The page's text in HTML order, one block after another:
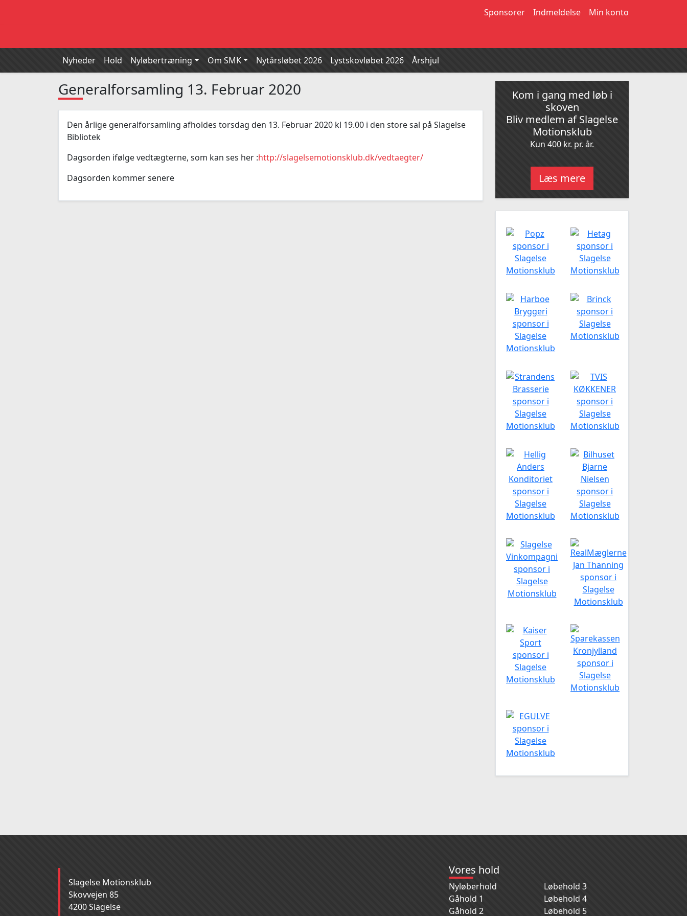
Sponsorer Indmeldelse Min konto
Nyheder Hold Nyløbertræning Om SMK Nytårsløbet 2026 Lystskovløbet 2026 Årshjul
Generalforsamling 13. Februar 2020
Den årlige generalforsamling afholdes torsdag den 13. Februar 2020 kl 19.00 i den store sal på Slagelse
Bibliotek
Dagsorden ifølge vedtægterne, som kan ses her :http://slagelsemotionsklub.dk/vedtaegter/
Dagsorden kommer senere
Kom i gang med løb i
skoven
Bliv medlem af Slagelse
Motionsklub
Kun 400 kr. pr. år.
Læs mere
Vores hold
Nyløberhold
Gåhold 1
Gåhold 2
Løbehold 3
Løbehold 4
Løbehold 5
Slagelse Motionsklub
Skovvejen 85
4200 Slagelse